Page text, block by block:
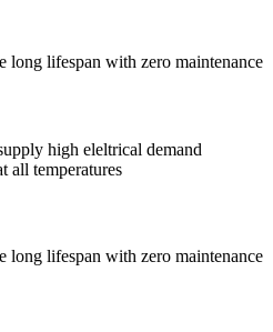
long lifespan with zero maintenance
high eleltrical demand
all temperatures
long lifespan with zero maintenance